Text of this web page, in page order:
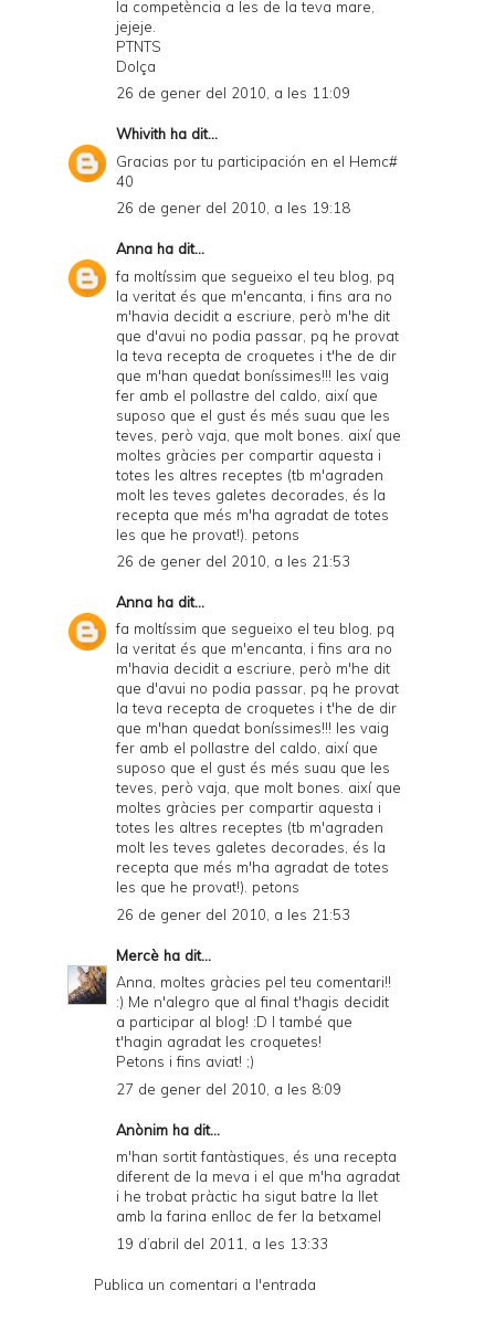
la competència a les de la teva mare,
jejeje.
PTNTS
Dolça
26 de gener del 2010, a les 11:09
Whivith ha dit...
Gracias por tu participación en el Hemc#
40
26 de gener del 2010, a les 19:18
Anna ha dit...
fa moltíssim que segueixo el teu blog, pq
la veritat és que m'encanta, i fins ara no
m'havia decidit a escriure, però m'he dit
que d'avui no podia passar, pq he provat
la teva recepta de croquetes i t'he de dir
que m'han quedat boníssimes!!! les vaig
fer amb el pollastre del caldo, així que
suposo que el gust és més suau que les
teves, però vaja, que molt bones. així que
moltes gràcies per compartir aquesta i
totes les altres receptes (tb m'agraden
molt les teves galetes decorades, és la
recepta que més m'ha agradat de totes
les que he provat!). petons
26 de gener del 2010, a les 21:53
Anna ha dit...
fa moltíssim que segueixo el teu blog, pq
la veritat és que m'encanta, i fins ara no
m'havia decidit a escriure, però m'he dit
que d'avui no podia passar, pq he provat
la teva recepta de croquetes i t'he de dir
que m'han quedat boníssimes!!! les vaig
fer amb el pollastre del caldo, així que
suposo que el gust és més suau que les
teves, però vaja, que molt bones. així que
moltes gràcies per compartir aquesta i
totes les altres receptes (tb m'agraden
molt les teves galetes decorades, és la
recepta que més m'ha agradat de totes
les que he provat!). petons
26 de gener del 2010, a les 21:53
Mercè ha dit...
Anna, moltes gràcies pel teu comentari!!
:) Me n'alegro que al final t'hagis decidit
a participar al blog! :D I també que
t'hagin agradat les croquetes!
Petons i fins aviat! ;)
27 de gener del 2010, a les 8:09
Anònim ha dit...
m'han sortit fantàstiques, és una recepta
diferent de la meva i el que m'ha agradat
i he trobat pràctic ha sigut batre la llet
amb la farina enlloc de fer la betxamel
19 d’abril del 2011, a les 13:33
Publica un comentari a l'entrada